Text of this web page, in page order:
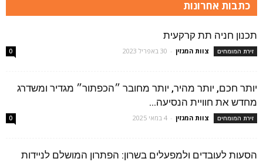
כתבות אחרונות
תכנון חניה תת קרקעית
זירת המומחים צוות המגזין - 30 באפריל 2023 0
יותר חכם, יותר מהיר, יותר מחובר ״הכפתור״ מגדיר ומשדרג
מחדש את חוויית הנסיעה...
זירת המומחים צוות המגזין - 4 במאי 2025 0
הסעות לעובדים ולמפעלים בשרון: הפתרון המושלם לניידות